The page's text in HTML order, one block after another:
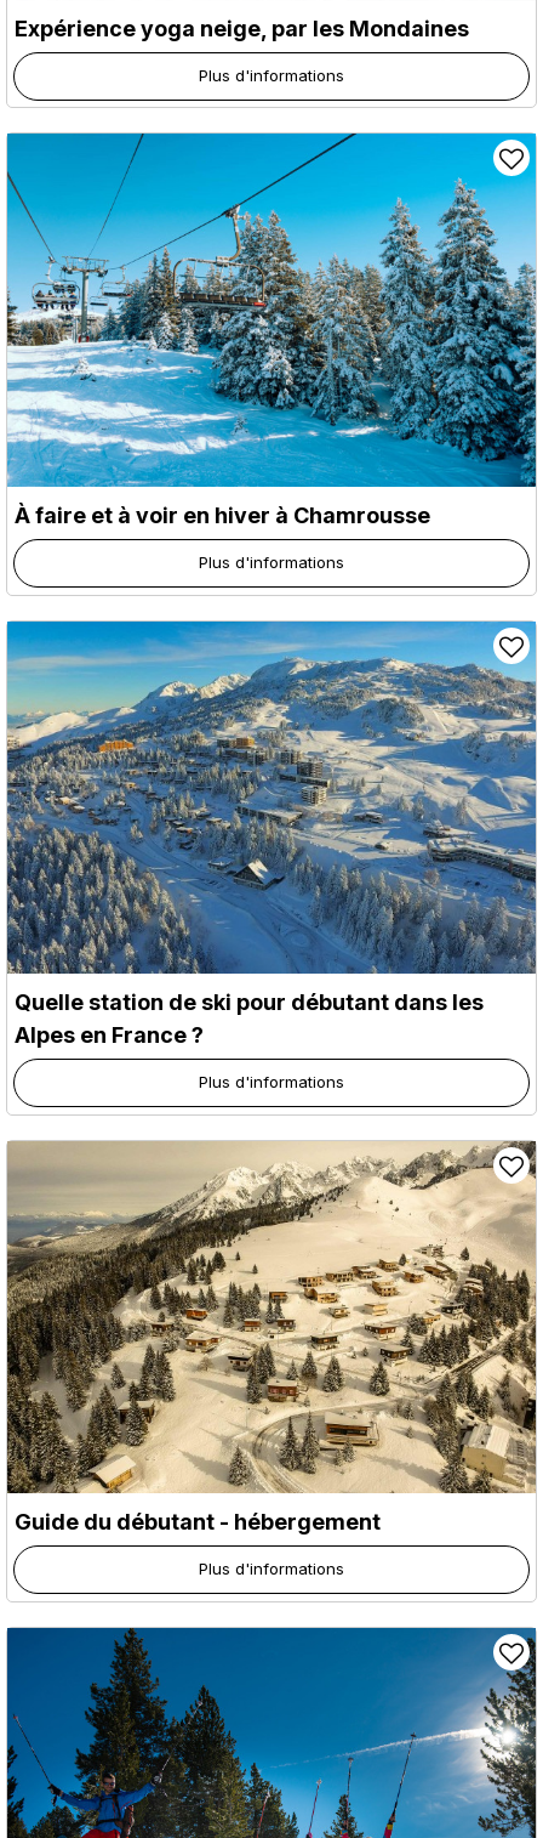
Expérience yoga neige, par les Mondaines
Plus d'informations
À faire et à voir en hiver à Chamrousse
Plus d'informations
Quelle station de ski pour débutant dans les
Alpes en France ?
Plus d'informations
Guide du débutant - hébergement
Plus d'informations